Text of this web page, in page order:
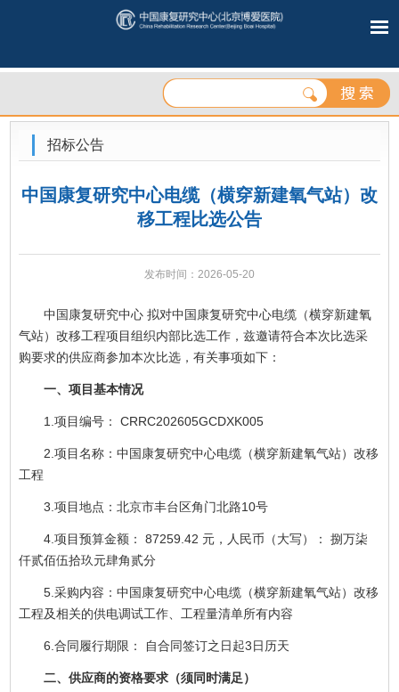
招标公告
中国康复研究中心电缆（横穿新建氧气站）改
移工程比选公告
发布时间：2026-05-20
中国康复研究中心 拟对中国康复研究中心电缆（横穿新建氧
气站）改移工程项目组织内部比选工作，兹邀请符合本次比选采
购要求的供应商参加本次比选，有关事项如下：
一、项目基本情况
1.项目编号： CRRC202605GCDXK005
2.项目名称：中国康复研究中心电缆（横穿新建氧气站）改移
工程
3.项目地点：北京市丰台区角门北路10号
4.项目预算金额： 87259.42 元，人民币（大写）： 捌万柒
仟贰佰伍拾玖元肆角贰分
5.采购内容：中国康复研究中心电缆（横穿新建氧气站）改移
工程及相关的供电调试工作、工程量清单所有内容
6.合同履行期限： 自合同签订之日起3日历天
二、供应商的资格要求（须同时满足）